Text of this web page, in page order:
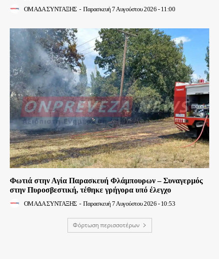
ΟΜΑΔΑ ΣΥΝΤΑΞΗΣ - Παρασκευή 7 Αυγούστου 2026 - 11:00
Φωτιά στην Αγία Παρασκευή Φλάμπουρων – Συναγερμός
στην Πυροσβεστική, τέθηκε γρήγορα υπό έλεγχο
ΟΜΑΔΑ ΣΥΝΤΑΞΗΣ - Παρασκευή 7 Αυγούστου 2026 - 10:53
Φόρτωση περισσοτέρων